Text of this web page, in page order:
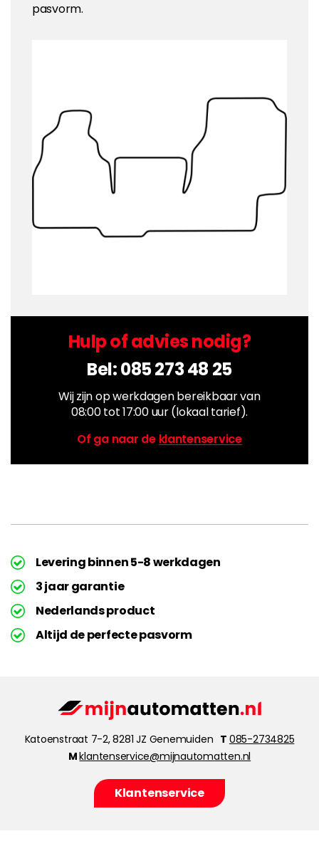
pasvorm.
Hulp of advies nodig?
Bel:085 273 48 25
Wij zijn op werkdagen bereikbaar van
08:00 tot 17:00 uur (lokaal tarief).
Of ga naar de klantenservice
Levering binnen 5-8 werkdagen
3 jaar garantie
Nederlands product
Altijd de perfecte pasvorm
Katoenstraat 7-2, 8281 JZ Genemuiden T 085-2734825
Mklantenservice@mijnautomatten.nl
Klantenservice